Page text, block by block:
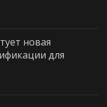
новая
для